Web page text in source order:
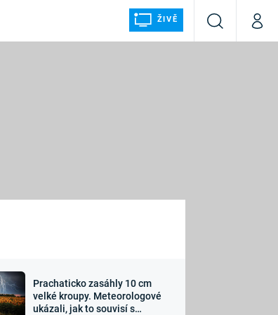
ŽIVĚ
VyhledáváníMůj
Sledujte nás
Prachaticko zasáhly 10 cm
velké kroupy. Meteorologové
ukázali, jak to souvisí s